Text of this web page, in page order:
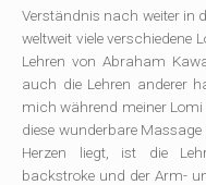
Verständnis nach weiter in
weltweit viele verschiedene
Lehren von Abraham
auch die Lehren anderer
mich während meiner
diese wunderbare
Herzen liegt, ist die
backstroke und der Arm-